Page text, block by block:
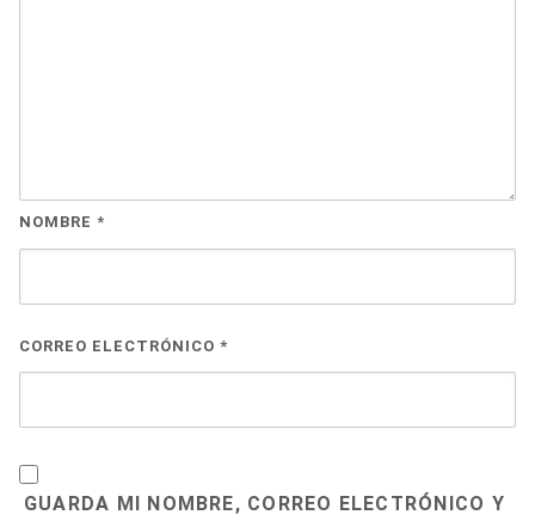
NOMBRE *
CORREO ELECTRÓNICO *
GUARDA MI NOMBRE, CORREO ELECTRÓNICO Y